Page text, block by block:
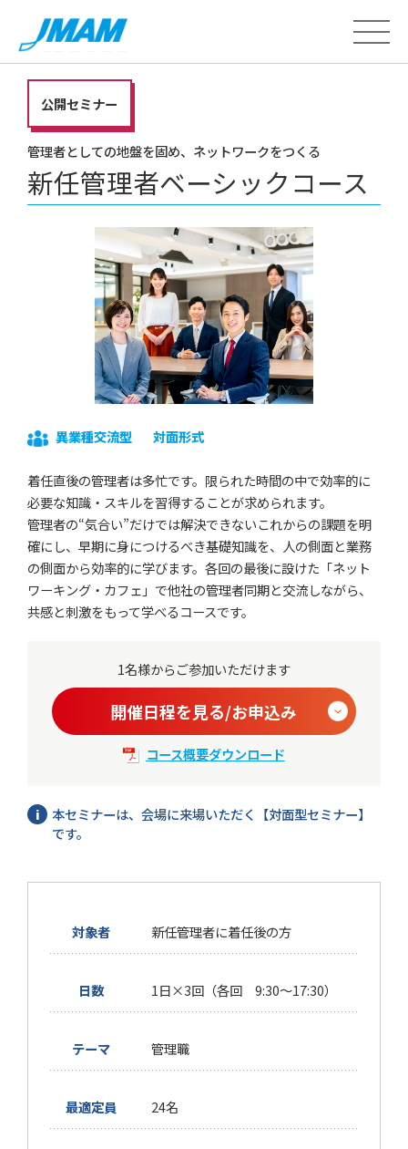
公開セミナー
管理者としての地盤を固め、ネットワークをつくる
新任管理者ベーシックコース
異業種交流型 対面形式
着任直後の管理者は多忙です。限られた時間の中で効率的に
必要な知識・スキルを習得することが求められます。
管理者の“気合い”だけでは解決できないこれからの課題を明
確にし、早期に身につけるべき基礎知識を、人の側面と業務
の側面から効率的に学びます。各回の最後に設けた「ネット
ワーキング・カフェ」で他社の管理者同期と交流しながら、
共感と刺激をもって学べるコースです。
1名様からご参加いただけます
開催日程を見る/お申込み
コース概要ダウンロード
本セミナーは、会場に来場いただく【対面型セミナー】
です。
対象者 新任管理者に着任後の方
日数 1日×3回（各回 9:30～17:30）
テーマ 管理職
最適定員 24名